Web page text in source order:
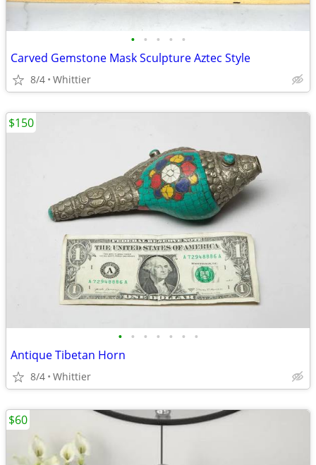
• • • • •
Carved Gemstone Mask Sculpture Aztec Style
8/4 Whittier
• • • • • • •
Antique Tibetan Horn
8/4 Whittier
$150
$60